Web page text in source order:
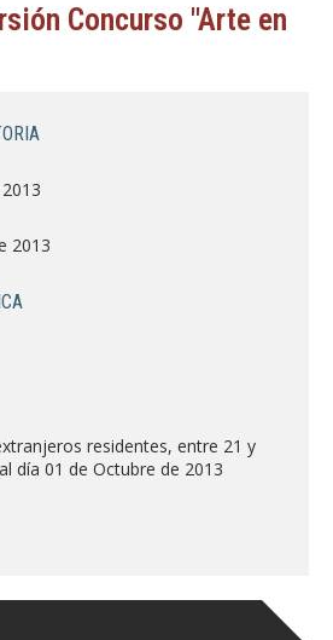
POSTGRADO
E INVESTIGACIÓN
Concurso "Arte en
2013
residentes, entre 21 y
día 01 de Octubre de 2013